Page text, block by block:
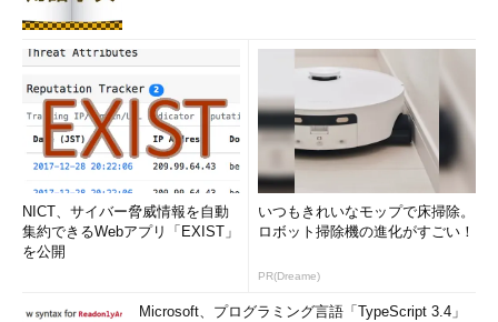
NICT、サイバー脅威情報を自動
集約できるWebアプリ「EXIST」
を公開
いつもきれいなモップで床掃除。
ロボット掃除機の進化がすごい！
PR(Dreame)
Microsoft、プログラミング言語「TypeScript 3.4」